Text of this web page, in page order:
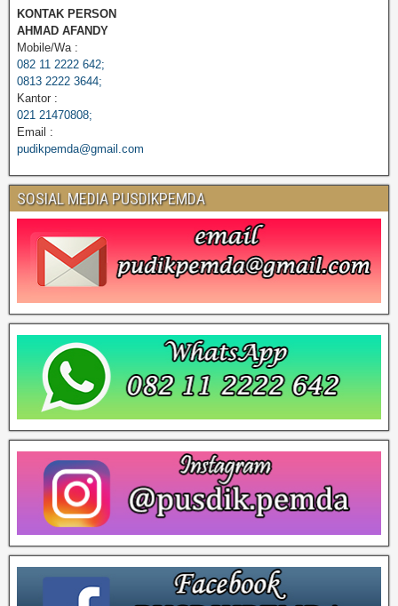
KONTAK PERSON
AHMAD AFANDY
Mobile/Wa :
082 11 2222 642;
0813 2222 3644;
Kantor :
021 21470808;
Email :
pudikpemda@gmail.com
SOSIAL MEDIA PUSDIKPEMDA